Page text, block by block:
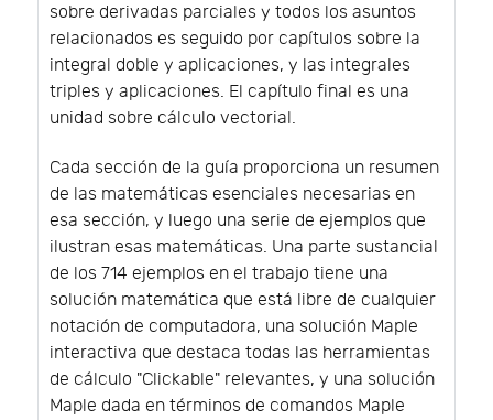
sobre derivadas parciales y todos los asuntos
relacionados es seguido por capítulos sobre la
integral doble y aplicaciones, y las integrales
triples y aplicaciones. El capítulo final es una
unidad sobre cálculo vectorial.
Cada sección de la guía proporciona un resumen
de las matemáticas esenciales necesarias en
esa sección, y luego una serie de ejemplos que
ilustran esas matemáticas. Una parte sustancial
de los 714 ejemplos en el trabajo tiene una
solución matemática que está libre de cualquier
notación de computadora, una solución Maple
interactiva que destaca todas las herramientas
de cálculo "Clickable" relevantes, y una solución
Maple dada en términos de comandos Maple